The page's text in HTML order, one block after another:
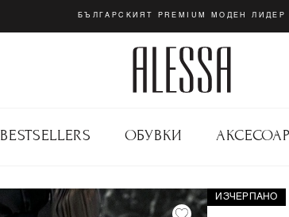
БЪЛГАРСКИЯТ PREMIUM МОДЕН ЛИДЕР
BESTSELLERS ОБУВКИ
ИЗЧЕРПАНО